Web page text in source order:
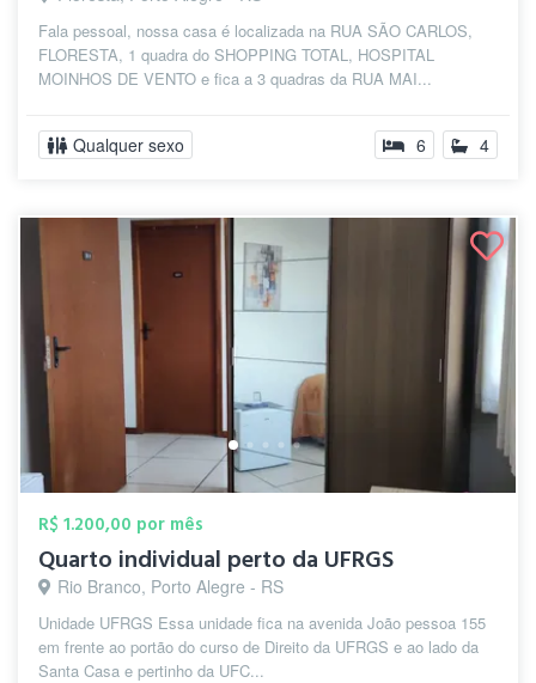
Fala pessoal, nossa casa é localizada na RUA SÃO CARLOS,
FLORESTA, 1 quadra do SHOPPING TOTAL, HOSPITAL
MOINHOS DE VENTO e fica a 3 quadras da RUA MAI...
Qualquer sexo 6 4
R$ 1.200,00 por mês
Quarto individual perto da UFRGS
Rio Branco, Porto Alegre - RS
Unidade UFRGS Essa unidade fica na avenida João pessoa 155
em frente ao portão do curso de Direito da UFRGS e ao lado da
Santa Casa e pertinho da UFC...